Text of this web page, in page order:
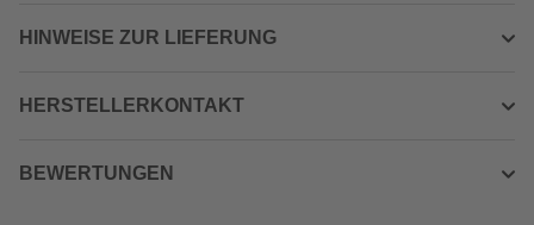
HINWEISE ZUR LIEFERUNG
HERSTELLERKONTAKT
BEWERTUNGEN